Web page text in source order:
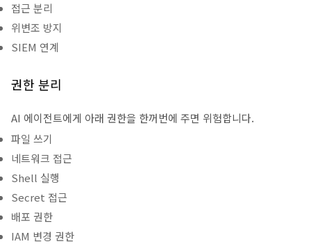
접근 분리
위변조 방지
SIEM 연계
권한 분리
AI 에이전트에게 아래 권한을 한꺼번에 주면 위험합니다.
파일 쓰기
네트워크 접근
Shell 실행
Secret 접근
배포 권한
IAM 변경 권한